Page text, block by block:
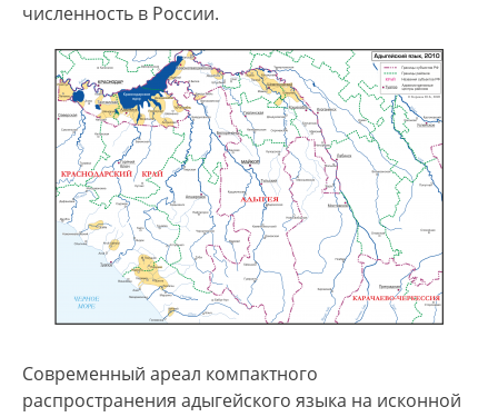
численность в России.
Современный ареал компактного
распространения адыгейского языка на исконной